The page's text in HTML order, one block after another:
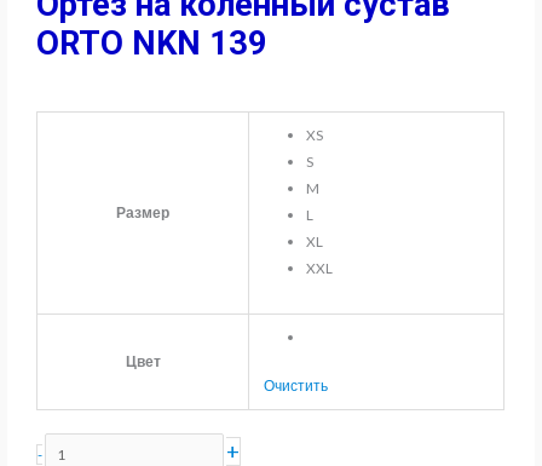
ORTO NKN 139
Размер
XS
S
M
L
XL
XXL
Цвет
Очистить
- +